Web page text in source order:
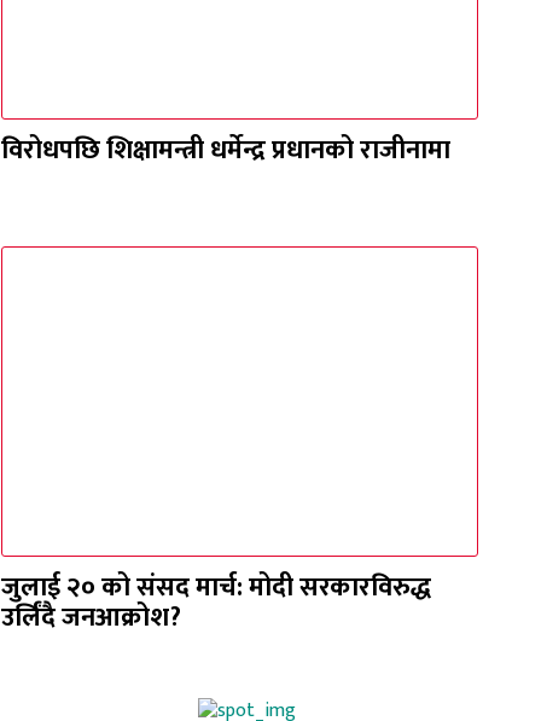
विरोधपछि शिक्षामन्त्री धर्मेन्द्र प्रधानको राजीनामा
जुलाई २० को संसद मार्च: मोदी सरकारविरुद्ध
उर्लिंदै जनआक्रोश?